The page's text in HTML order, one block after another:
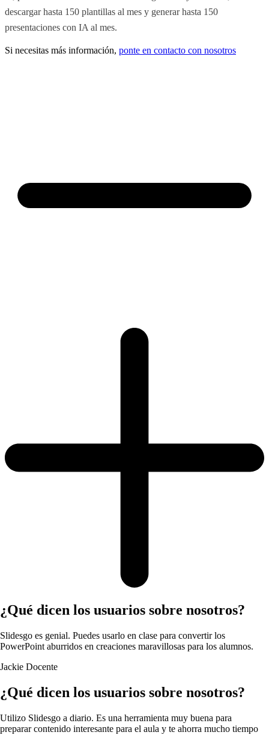
descargar hasta 150 plantillas al mes y generar hasta 150
presentaciones con IA al mes.
Si necesitas más información, ponte en contacto con nosotros
¿Qué dicen los usuarios sobre nosotros?
Slidesgo es genial. Puedes usarlo en clase para convertir los
PowerPoint aburridos en creaciones maravillosas para los alumnos.
Jackie Docente
¿Qué dicen los usuarios sobre nosotros?
Utilizo Slidesgo a diario. Es una herramienta muy buena para
preparar contenido interesante para el aula y te ahorra mucho tiempo